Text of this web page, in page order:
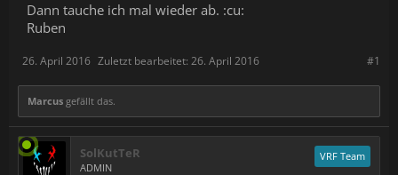
Dann tauche ich mal wieder ab. :cu:
Ruben
#1
26. April 2016 Zuletzt bearbeitet: 26. April 2016
Marcus gefällt das.
SolKutTeR
ADMIN
VRF Team